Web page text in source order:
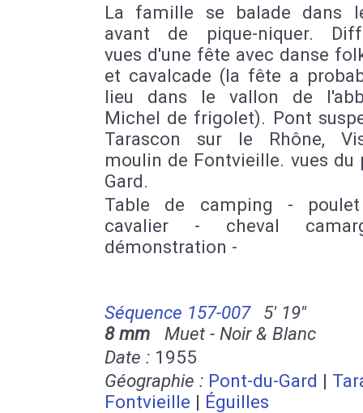
La famille se balade dans
avant de pique-niquer.
vues d'une fête avec danse
et cavalcade (la fête a
lieu dans le vallon de
Michel de frigolet). Pont
Tarascon sur le Rhône,
moulin de Fontvieille. vues du
Gard.
Table de camping -
cavalier - cheval
démonstration -
Séquence 157-007
5' 19''
8 mm Muet - Noir & Blanc
Date : 1955
Géographie : Pont-du-Gard |
Fontvieille | Éguilles